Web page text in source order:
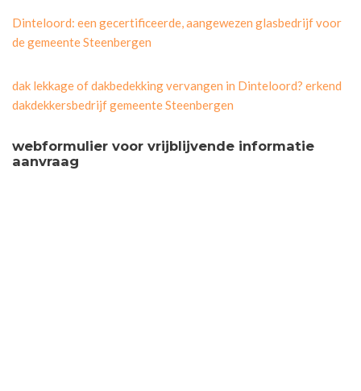
Dinteloord: een gecertificeerde, aangewezen glasbedrijf voor
de gemeente Steenbergen
dak lekkage of dakbedekking vervangen in Dinteloord? erkend
dakdekkersbedrijf gemeente Steenbergen
webformulier voor vrijblijvende informatie
aanvraag